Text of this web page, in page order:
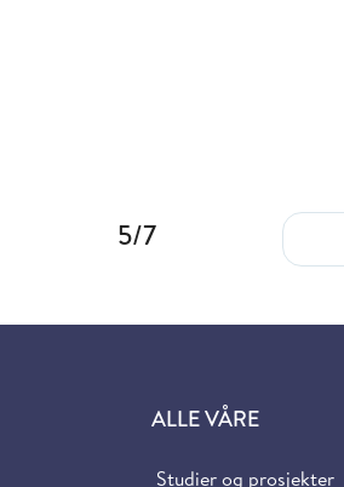
5/7
ALLE VÅRE
Studier og prosjekter